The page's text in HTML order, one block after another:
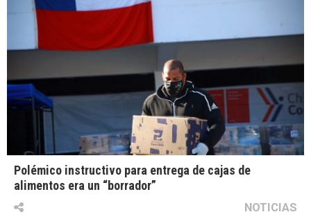
Polémico instructivo para entrega de cajas de
alimentos era un “borrador”
NOTICIAS